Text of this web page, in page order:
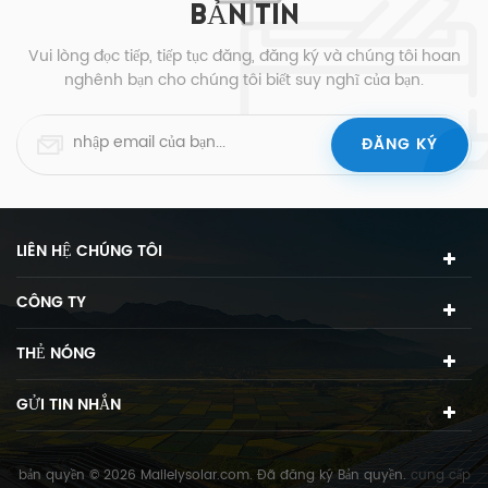
BẢN TIN
Vui lòng đọc tiếp, tiếp tục đăng, đăng ký và chúng tôi hoan
nghênh bạn cho chúng tôi biết suy nghĩ của bạn.
LIÊN HỆ CHÚNG TÔI
CÔNG TY
THẺ NÓNG
GỬI TIN NHẮN
bản quyền © 2026 Mailelysolar.com. Đã đăng ký Bản quyền. cung cấp